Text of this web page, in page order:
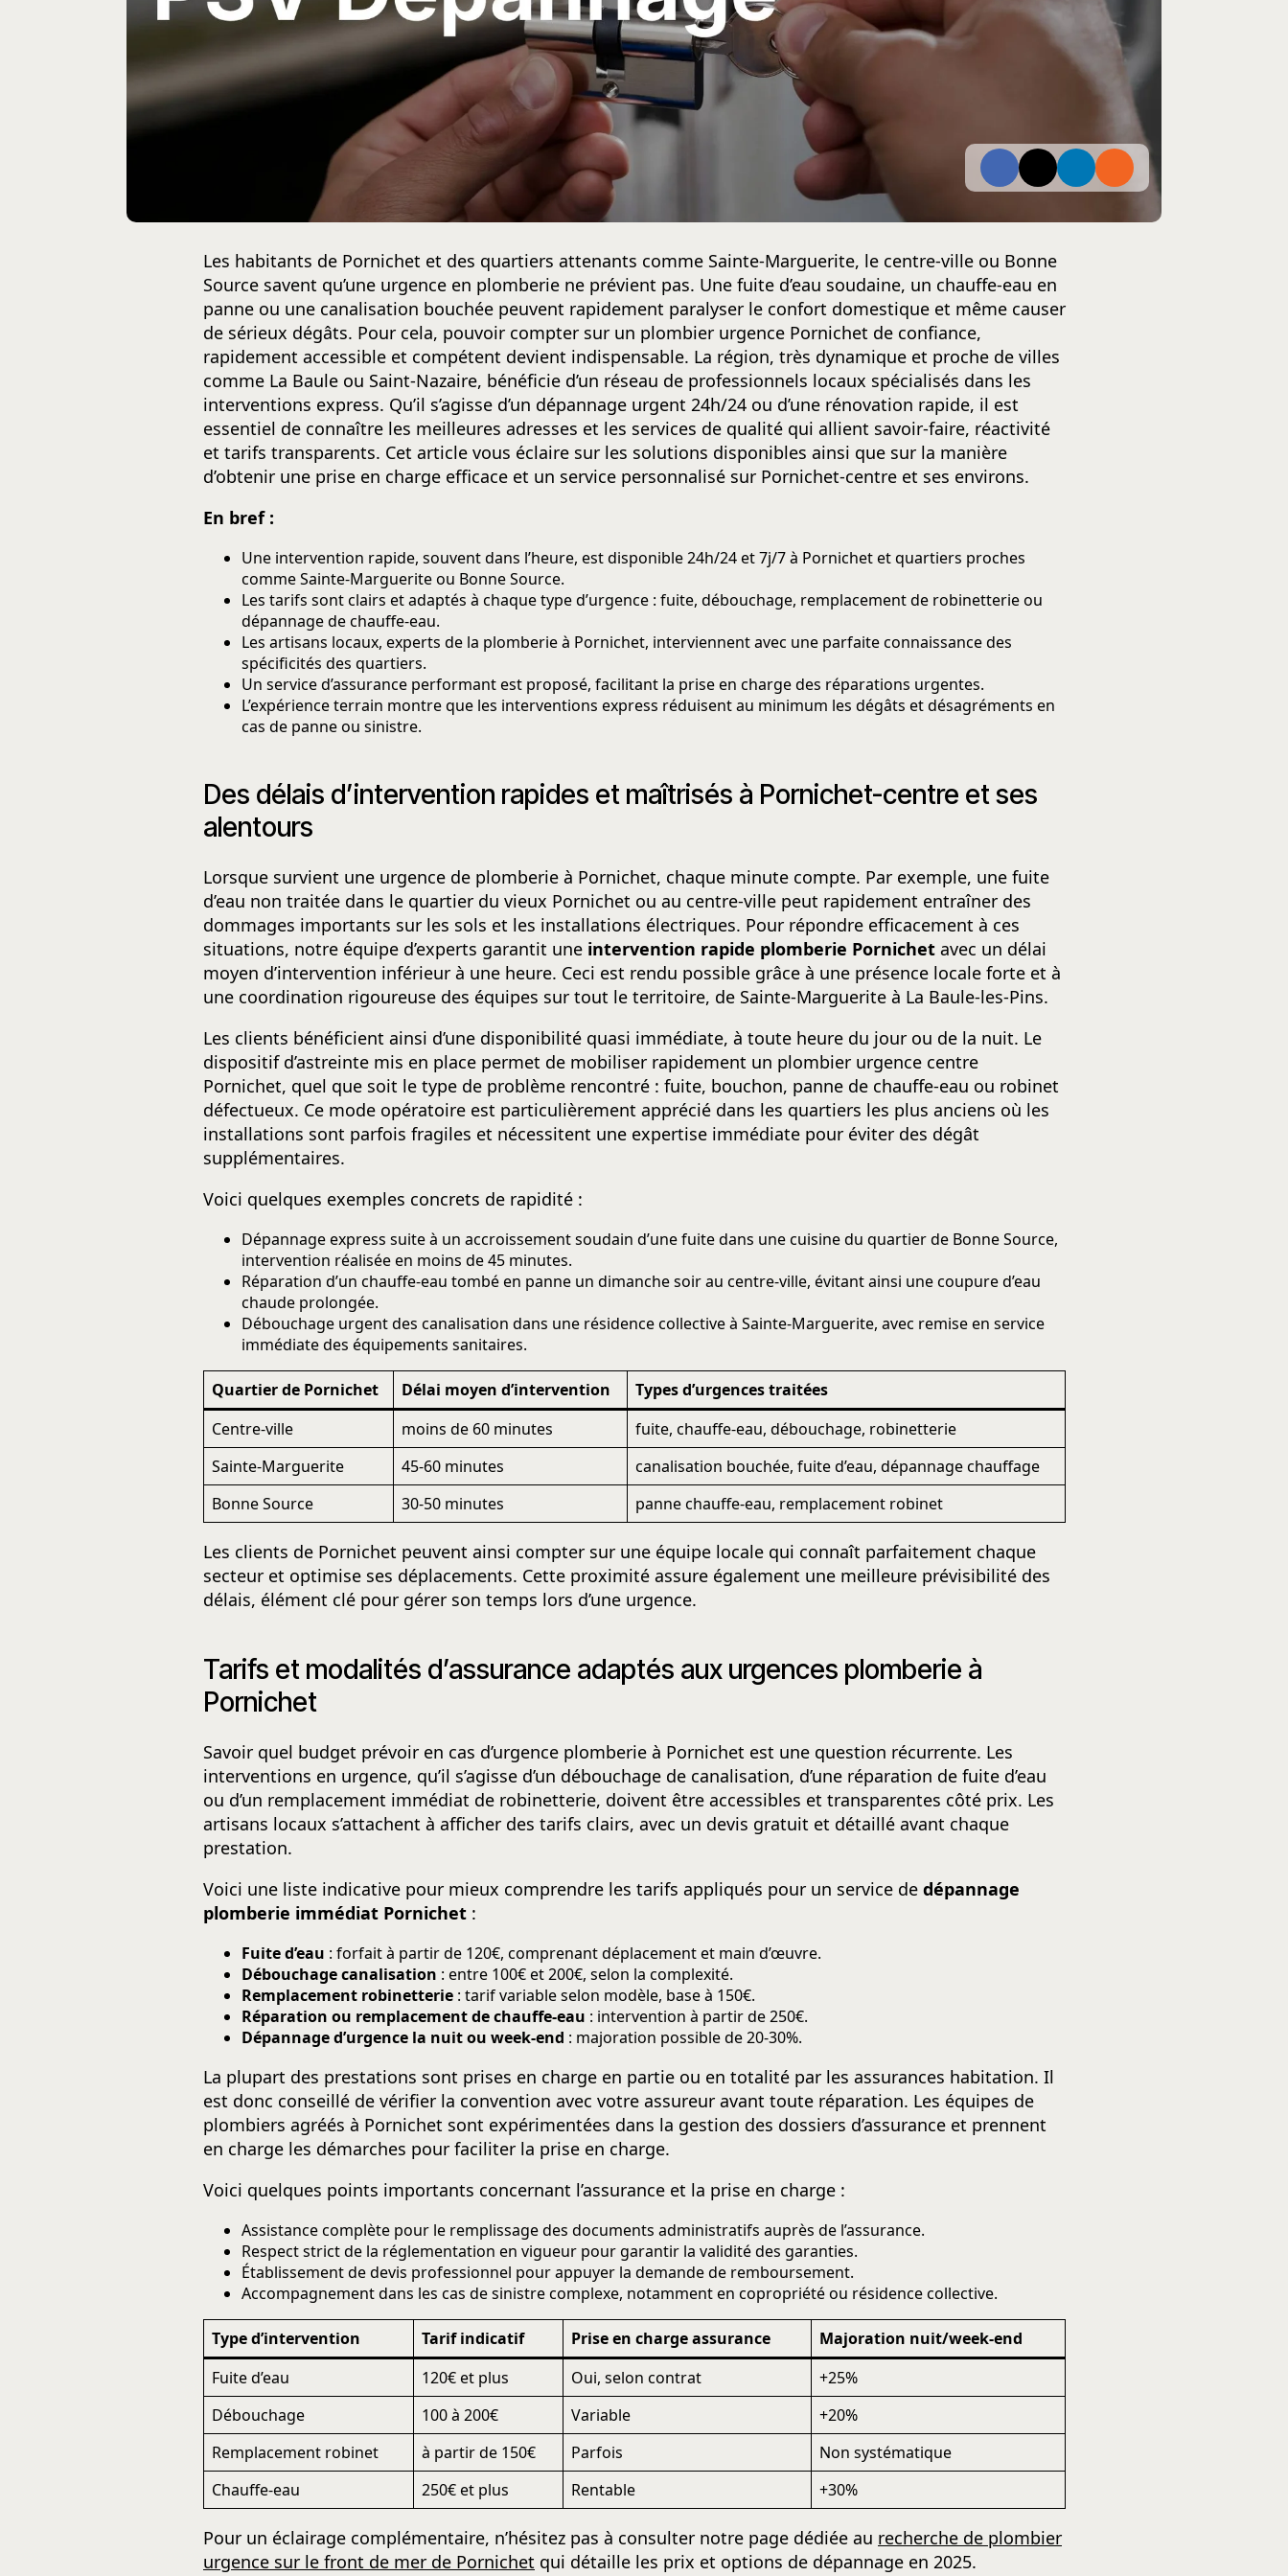
Les habitants de Pornichet et des quartiers attenants comme Sainte-Marguerite, le centre-ville ou Bonne
Source savent qu’une urgence en plomberie ne prévient pas. Une fuite d’eau soudaine, un chauffe-eau en
panne ou une canalisation bouchée peuvent rapidement paralyser le confort domestique et même causer
de sérieux dégâts. Pour cela, pouvoir compter sur un plombier urgence Pornichet de confiance,
rapidement accessible et compétent devient indispensable. La région, très dynamique et proche de villes
comme La Baule ou Saint-Nazaire, bénéficie d’un réseau de professionnels locaux spécialisés dans les
interventions express. Qu’il s’agisse d’un dépannage urgent 24h/24 ou d’une rénovation rapide, il est
essentiel de connaître les meilleures adresses et les services de qualité qui allient savoir-faire, réactivité
et tarifs transparents. Cet article vous éclaire sur les solutions disponibles ainsi que sur la manière
d’obtenir une prise en charge efficace et un service personnalisé sur Pornichet-centre et ses environs.
En bref :
Une intervention rapide, souvent dans l’heure, est disponible 24h/24 et 7j/7 à Pornichet et quartiers proches
comme Sainte-Marguerite ou Bonne Source.
Les tarifs sont clairs et adaptés à chaque type d’urgence : fuite, débouchage, remplacement de robinetterie ou
dépannage de chauffe-eau.
Les artisans locaux, experts de la plomberie à Pornichet, interviennent avec une parfaite connaissance des
spécificités des quartiers.
Un service d’assurance performant est proposé, facilitant la prise en charge des réparations urgentes.
L’expérience terrain montre que les interventions express réduisent au minimum les dégâts et désagréments en
cas de panne ou sinistre.
Des délais d’intervention rapides et maîtrisés à Pornichet-centre et ses
alentours
Lorsque survient une urgence de plomberie à Pornichet, chaque minute compte. Par exemple, une fuite
d’eau non traitée dans le quartier du vieux Pornichet ou au centre-ville peut rapidement entraîner des
dommages importants sur les sols et les installations électriques. Pour répondre efficacement à ces
situations, notre équipe d’experts garantit une intervention rapide plomberie Pornichet avec un délai
moyen d’intervention inférieur à une heure. Ceci est rendu possible grâce à une présence locale forte et à
une coordination rigoureuse des équipes sur tout le territoire, de Sainte-Marguerite à La Baule-les-Pins.
Les clients bénéficient ainsi d’une disponibilité quasi immédiate, à toute heure du jour ou de la nuit. Le
dispositif d’astreinte mis en place permet de mobiliser rapidement un plombier urgence centre
Pornichet, quel que soit le type de problème rencontré : fuite, bouchon, panne de chauffe-eau ou robinet
défectueux. Ce mode opératoire est particulièrement apprécié dans les quartiers les plus anciens où les
installations sont parfois fragiles et nécessitent une expertise immédiate pour éviter des dégât
supplémentaires.
Voici quelques exemples concrets de rapidité :
Dépannage express suite à un accroissement soudain d’une fuite dans une cuisine du quartier de Bonne Source,
intervention réalisée en moins de 45 minutes.
Réparation d’un chauffe-eau tombé en panne un dimanche soir au centre-ville, évitant ainsi une coupure d’eau
chaude prolongée.
Débouchage urgent des canalisation dans une résidence collective à Sainte-Marguerite, avec remise en service
immédiate des équipements sanitaires.
Quartier de Pornichet Délai moyen d’intervention
Types d’urgences traitées
Centre-ville
moins de 60 minutes
fuite, chauffe-eau, débouchage, robinetterie
Sainte-Marguerite
45-60 minutes
canalisation bouchée, fuite d’eau, dépannage chauffage
Bonne Source
30-50 minutes panne chauffe-eau, remplacement robinet
Les clients de Pornichet peuvent ainsi compter sur une équipe locale qui connaît parfaitement chaque
secteur et optimise ses déplacements. Cette proximité assure également une meilleure prévisibilité des
délais, élément clé pour gérer son temps lors d’une urgence.
Tarifs et modalités d’assurance adaptés aux urgences plomberie à
Pornichet
Savoir quel budget prévoir en cas d’urgence plomberie à Pornichet est une question récurrente. Les
interventions en urgence, qu’il s’agisse d’un débouchage de canalisation, d’une réparation de fuite d’eau
ou d’un remplacement immédiat de robinetterie, doivent être accessibles et transparentes côté prix. Les
artisans locaux s’attachent à afficher des tarifs clairs, avec un devis gratuit et détaillé avant chaque
prestation.
Voici une liste indicative pour mieux comprendre les tarifs appliqués pour un service de dépannage
plomberie immédiat Pornichet :
Fuite d’eau : forfait à partir de 120€, comprenant déplacement et main d’œuvre.
Débouchage canalisation : entre 100€ et 200€, selon la complexité.
Remplacement robinetterie : tarif variable selon modèle, base à 150€.
Réparation ou remplacement de chauffe-eau : intervention à partir de 250€.
Dépannage d’urgence la nuit ou week-end : majoration possible de 20-30%.
La plupart des prestations sont prises en charge en partie ou en totalité par les assurances habitation. Il
est donc conseillé de vérifier la convention avec votre assureur avant toute réparation. Les équipes de
plombiers agréés à Pornichet sont expérimentées dans la gestion des dossiers d’assurance et prennent
en charge les démarches pour faciliter la prise en charge.
Voici quelques points importants concernant l’assurance et la prise en charge :
Assistance complète pour le remplissage des documents administratifs auprès de l’assurance.
Respect strict de la réglementation en vigueur pour garantir la validité des garanties.
Établissement de devis professionnel pour appuyer la demande de remboursement.
Accompagnement dans les cas de sinistre complexe, notamment en copropriété ou résidence collective.
Type d’intervention Tarif indicatif Prise en charge assurance
Majoration nuit/week-end
Fuite d’eau
120€ et plus Oui, selon contrat
+25%
Débouchage
100 à 200€ Variable
+20%
Remplacement robinet
à partir de 150€ Parfois
Non systématique
Chauffe-eau
250€ et plus Rentable +30%
Pour un éclairage complémentaire, n’hésitez pas à consulter notre page dédiée au recherche de plombier
urgence sur le front de mer de Pornichet qui détaille les prix et options de dépannage en 2025.